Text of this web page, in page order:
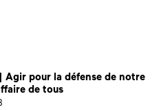
Agir pour la défense de notre
de tous